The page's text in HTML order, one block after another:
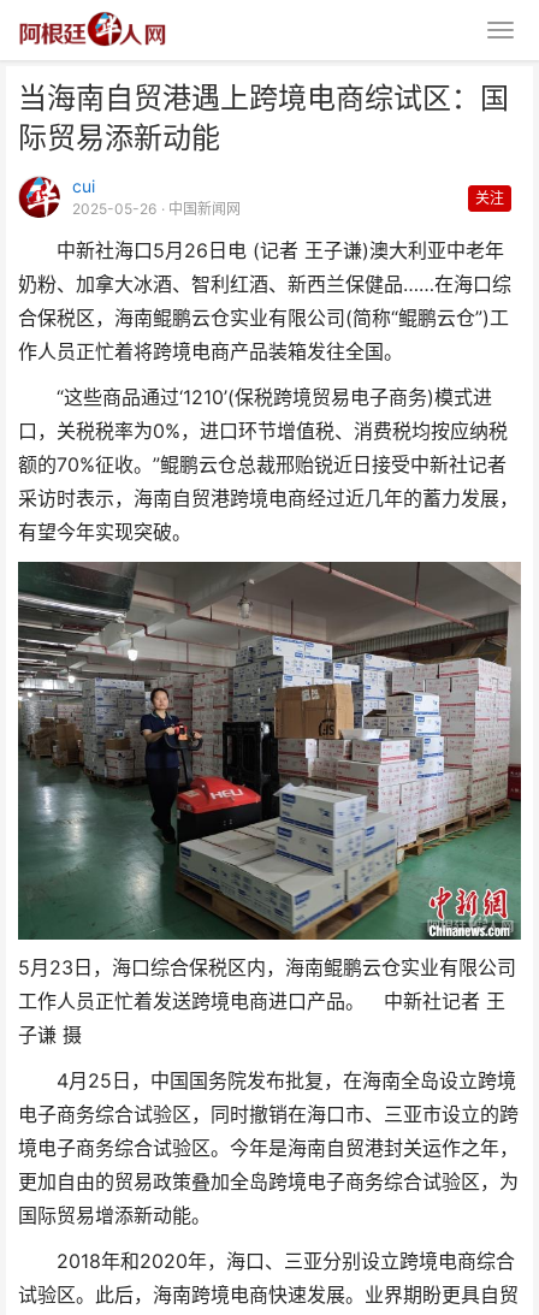
当海南自贸港遇上跨境电商综试区：国
际贸易添新动能
cui
2025-05-26 · 中国新闻网
关注
中新社海口5月26日电 (记者 王子谦)澳大利亚中老年
奶粉、加拿大冰酒、智利红酒、新西兰保健品……在海口综
合保税区，海南鲲鹏云仓实业有限公司(简称“鲲鹏云仓”)工
作人员正忙着将跨境电商产品装箱发往全国。
“这些商品通过‘1210’(保税跨境贸易电子商务)模式进
口，关税税率为0%，进口环节增值税、消费税均按应纳税
额的70%征收。”鲲鹏云仓总裁邢贻锐近日接受中新社记者
采访时表示，海南自贸港跨境电商经过近几年的蓄力发展，
有望今年实现突破。
5月23日，海口综合保税区内，海南鲲鹏云仓实业有限公司
工作人员正忙着发送跨境电商进口产品。 中新社记者 王
子谦 摄
4月25日，中国国务院发布批复，在海南全岛设立跨境
电子商务综合试验区，同时撤销在海口市、三亚市设立的跨
境电子商务综合试验区。今年是海南自贸港封关运作之年，
更加自由的贸易政策叠加全岛跨境电子商务综合试验区，为
国际贸易增添新动能。
2018年和2020年，海口、三亚分别设立跨境电商综合
试验区。此后，海南跨境电商快速发展。业界期盼更具自贸
当海南自贸港遇上跨境电商综试
区：国际贸易添新动能